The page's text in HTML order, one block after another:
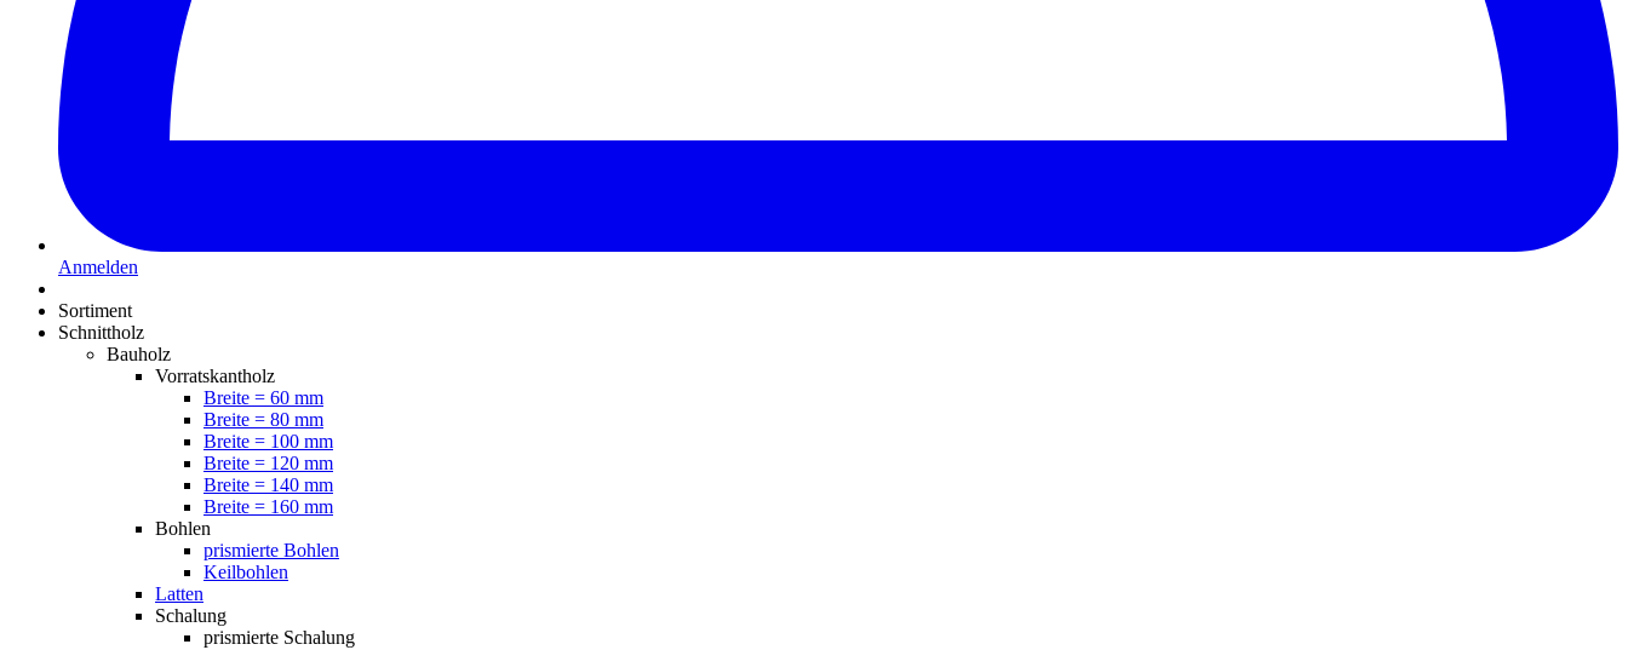
Anmelden
Sortiment
Schnittholz
Bauholz
Vorratskantholz
Breite = 60 mm
Breite = 80 mm
Breite = 100 mm
Breite = 120 mm
Breite = 140 mm
Breite = 160 mm
Bohlen
prismierte Bohlen
Keilbohlen
Latten
Schalung
prismierte Schalung